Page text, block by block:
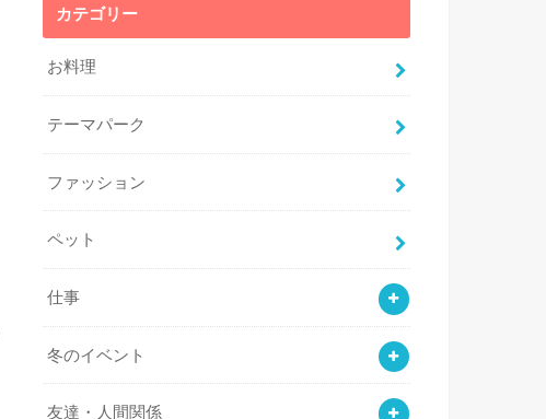
カテゴリー
お料理
テーマパーク
ファッション
ペット
仕事
冬のイベント
友達・人間関係